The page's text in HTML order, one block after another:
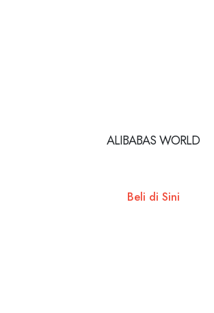
ALIBABAS WORLD
Beli di Sini